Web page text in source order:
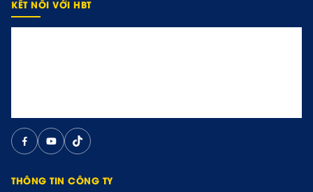
KẾT NỐI VỚI HBT
THÔNG TIN CÔNG TY